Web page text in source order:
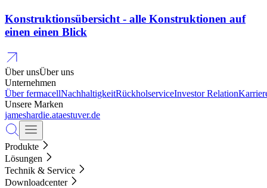
Konstruktionsübersicht - alle Konstruktionen auf
einen einen Blick
Über unsÜber uns
Unternehmen
Über fermacellNachhaltigkeitRückholserviceInvestor Relation
Unsere Marken
jameshardie.ataestuver.de
Produkte
Lösungen
Technik & Service
Downloadcenter